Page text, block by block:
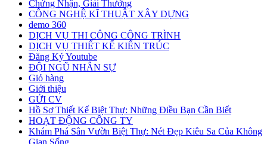
Chứng Nhận, Giải Thưởng
CÔNG NGHỆ KĨ THUẬT XÂY DỰNG
demo 360
DỊCH VỤ THI CÔNG CÔNG TRÌNH
DỊCH VỤ THIẾT KẾ KIẾN TRÚC
Đăng Ký Youtube
ĐỘI NGŨ NHÂN SỰ
Giỏ hàng
Giới thiệu
GỬI CV
Hồ Sơ Thiết Kế Biệt Thự: Những Điều Bạn Cần Biết
HOẠT ĐỘNG CÔNG TY
Khám Phá Sân Vườn Biệt Thự: Nét Đẹp Kiêu Sa Của Không
Gian Sống